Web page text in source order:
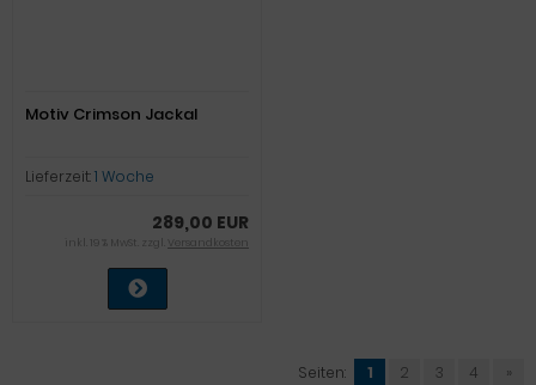
Motiv Crimson Jackal
Lieferzeit:1 Woche
289,00 EUR
inkl. 19 % MwSt. zzgl. Versandkosten
Seiten: 1 2 3 4 »